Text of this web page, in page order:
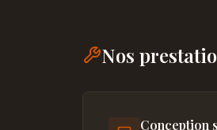
Nos
Conception